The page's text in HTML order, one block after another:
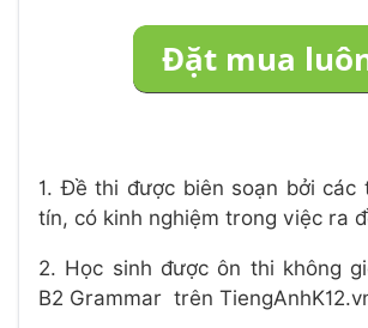
1. Đề thi được biên soạn bởi các
tín, có kinh nghiệm trong việc ra
2. Học sinh được ôn thi không
B2 Grammar trên